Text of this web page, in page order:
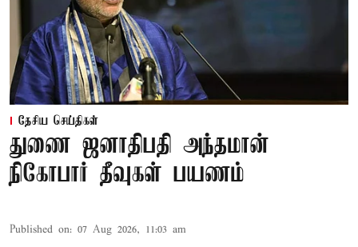
தேசிய செய்திகள்
துணை ஜனாதிபதி அந்தமான்
நிகோபார் தீவுகள் பயணம்
Published on: 07 Aug 2026, 11:03 am